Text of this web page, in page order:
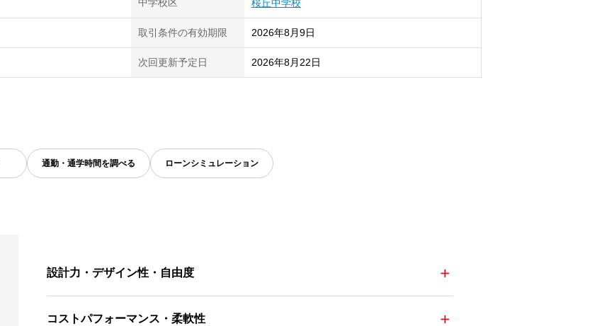
中学校区 桜丘中学校
取引条件の有効期限 2026年8月9日
次回更新予定日 2026年8月22日
通勤・通学時間を調べる ローンシミュレーション
設計力・デザイン性・自由度 +
コストパフォーマンス・柔軟性 +